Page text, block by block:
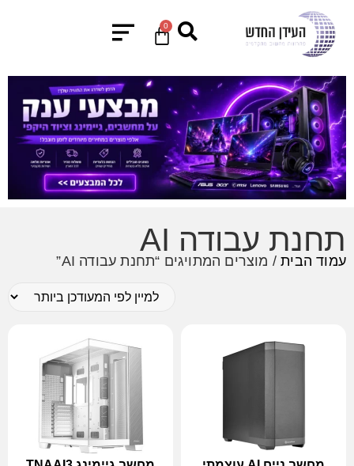
0
תחנת עבודה AI
עמוד הבית/ מוצרים המתויגים “תחנת עבודה AI”